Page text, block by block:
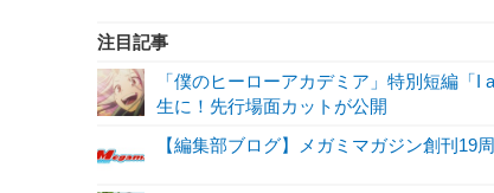
注目記事
「僕のヒーローアカデミア」特別短編「
生に！先行場面カットが公開
【編集部ブログ】メガミマガジン創刊19